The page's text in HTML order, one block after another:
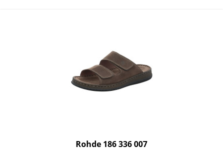
Rohde 186 336 007